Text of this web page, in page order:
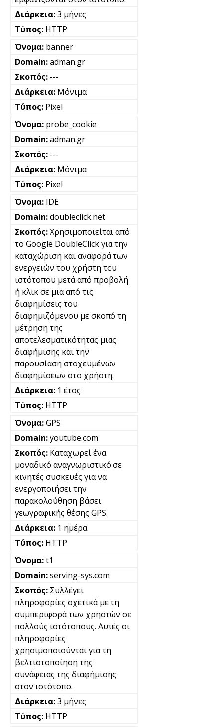
3 μήνες
HTTP
banner
adman.gr
---
Μόνιμα
Pixel
probe_cookie
adman.gr
---
Μόνιμα
Pixel
IDE
doubleclick.net
Χρησιμοποιείται από
το Google DoubleClick για την
καταχώριση και αναφορά των
ενεργειών του χρήστη του
ιστότοπου μετά από προβολή
ή κλικ σε μια από τις
διαφημίσεις του
διαφημιζόμενου με σκοπό τη
μέτρηση της
αποτελεσματικότητας μιας
διαφήμισης και την
παρουσίαση στοχευμένων
διαφημίσεων στο χρήστη.
1 έτος
HTTP
GPS
youtube.com
Καταχωρεί ένα
μοναδικό αναγνωριστικό σε
κινητές συσκευές για να
ενεργοποιήσει την
παρακολούθηση βάσει
γεωγραφικής θέσης GPS.
1 ημέρα
HTTP
t1
serving-sys.com
Συλλέγει
πληροφορίες σχετικά με τη
συμπεριφορά των χρηστών σε
πολλούς ιστότοπους. Αυτές οι
πληροφορίες
χρησιμοποιούνται για τη
βελτιστοποίηση της
συνάφειας της διαφήμισης
στον ιστότοπο.
3 μήνες
HTTP